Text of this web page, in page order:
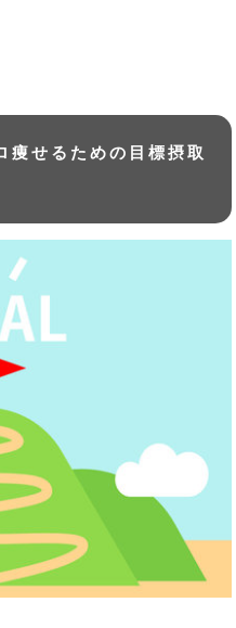
せるための目標摂取